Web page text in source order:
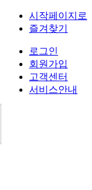
시작페이지로
즐겨찾기
로그인
회원가입
고객센터
서비스안내